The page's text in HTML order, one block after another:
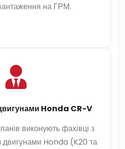
на ГРМ.
Honda CR-V
виконують фахівці з
двигунами Honda (K20 та